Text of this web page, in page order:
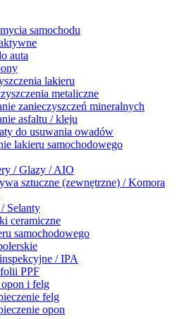
samochodu
auta
lakieru
metaliczne
zanieczyszczeń mineralnych
asfaltu / kleju
do usuwania owadów
lakieru samochodowego
/ Glazy / AIO
sztuczne (zewnętrzne) / Komora
Selanty
ceramiczne
samochodowego
/ IPA
PPF
i felg
felg
opon